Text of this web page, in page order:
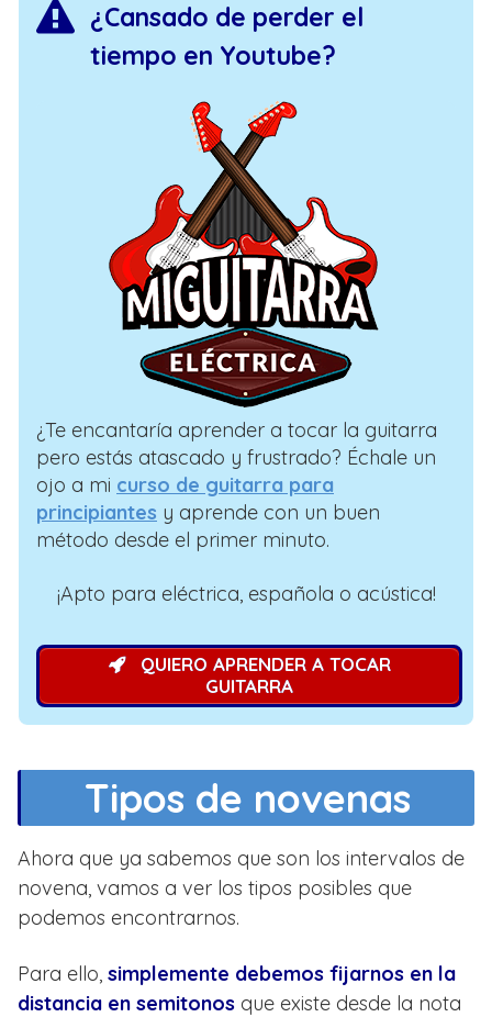
¿Cansado de perder el
tiempo en Youtube?
¿Te encantaría aprender a tocar la guitarra
pero estás atascado y frustrado? Échale un
ojo a mi curso de guitarra para
principiantes y aprende con un buen
método desde el primer minuto.
¡Apto para eléctrica, española o acústica!
QUIERO APRENDER A TOCAR
GUITARRA
Tipos de novenas
Ahora que ya sabemos que son los intervalos de
novena, vamos a ver los tipos posibles que
podemos encontrarnos.
Para ello, simplemente debemos fijarnos en la
distancia en semitonos que existe desde la nota